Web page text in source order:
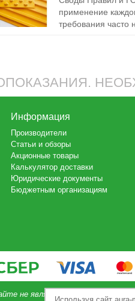
применение
требования часто
Информация
Производители
Статьи и обзоры
Акционные товары
Калькулятор доставки
Юридические документы
Бюджетным организациям
не является публичной